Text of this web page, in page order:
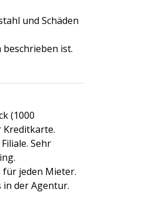
und Schäden
beschrieben ist.
(1000
Kreditkarte.
Sehr
für jeden Mieter.
der Agentur.